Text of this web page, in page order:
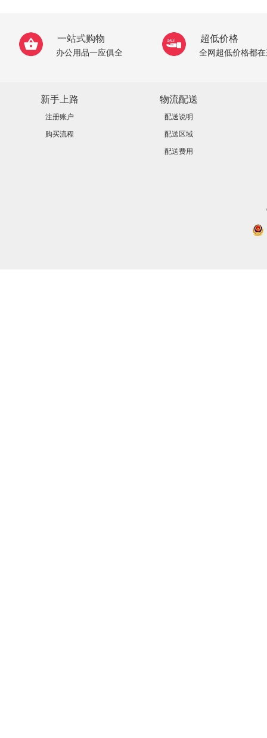
一站式购物
办公用品一应俱全
超低价格
全网超低价格都
新手上路
注册账户
购买流程
物流配送
配送说明
配送区域
配送费用